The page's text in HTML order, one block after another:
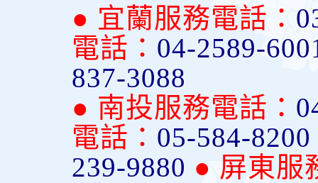
● 宜蘭服務電話：
電話： 04-2589-
837-3088
● 南投服務電話：
電話： 05-584-8200
239-9880 ● 屏東服